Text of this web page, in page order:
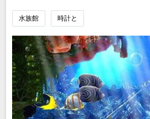
水族館 時計と